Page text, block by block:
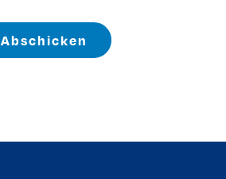
Abschicken